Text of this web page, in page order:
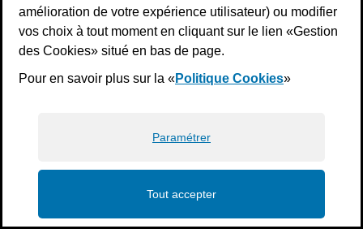
amélioration de votre expérience utilisateur) ou modifier
vos choix à tout moment en cliquant sur le lien «Gestion
des Cookies» situé en bas de page.
Pour en savoir plus sur la «Politique Cookies»
Paramétrer
Tout accepter
Retour aux photos et vidéos